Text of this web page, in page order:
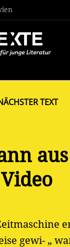
Video
gewi- „
TEXT